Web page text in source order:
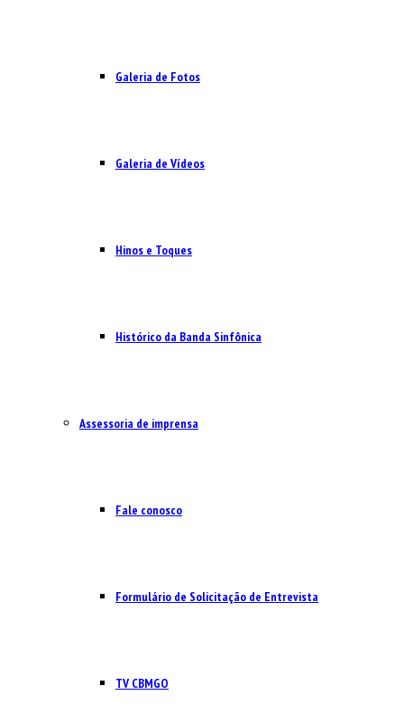
Galeria de Fotos
Galeria de Vídeos
Hinos e Toques
Histórico da Banda Sinfônica
Assessoria de imprensa
Fale conosco
Formulário de Solicitação de Entrevista
TV CBMGO